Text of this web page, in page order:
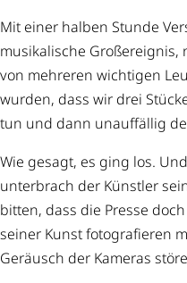
Mit einer halben Stunde
musikalische Großereignis,
von mehreren wichtigen
wurden, dass wir drei
tun und dann unauffällig
Wie gesagt, es ging los.
unterbrach der Künstler
bitten, dass die Presse
seiner Kunst fotografieren
Geräusch der Kameras